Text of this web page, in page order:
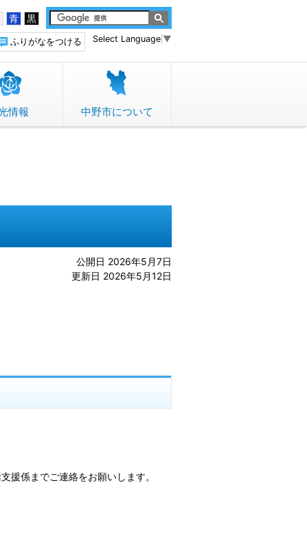
青 黒
Select Language ▼
ふりがなをつける
情報 中野市について
公開日 2026年5月7日
更新日 2026年5月12日
援係までご連絡をお願いします。